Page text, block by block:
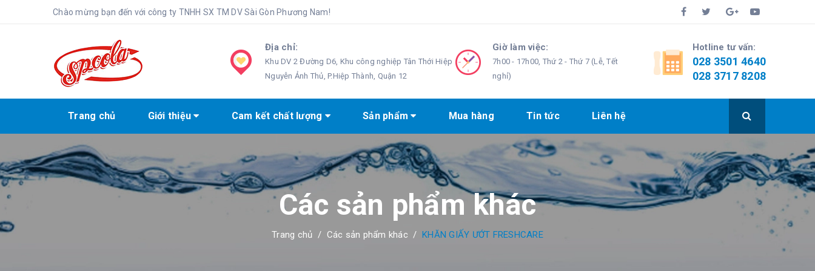
Chào mừng bạn đến với công ty TNHH SX TM DV Sài Gòn Phương Nam!
Địa chỉ:
Khu DV 2 Đường D6, Khu công nghiệp Tân Thới Hiệp
Nguyễn Ảnh Thủ, P.Hiệp Thành, Quận 12
Giờ làm việc:
7h00 - 17h00, Thứ 2 - Thứ 7 (Lễ, Tết
nghỉ)
Hotline tư vấn:
028 3501 4640
028 3717 8208
Trang chủ Giới thiệu Cam kết chất lượng Sản phẩm Mua hàng Tin tức Liên hệ
Các sản phẩm khác
Trang chủ / Các sản phẩm khác / KHĂN GIẤY ƯỚT FRESHCARE